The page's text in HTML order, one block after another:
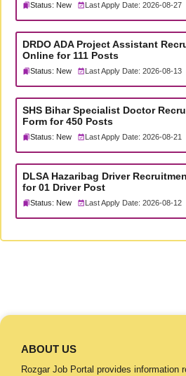
Status: New Last Apply Date: 2026-08-27
DRDO ADA Project Assistant
Online for 111 Posts
Status: New Last Apply Date: 2026-08-13
SHS Bihar Specialist Doctor
Form for 450 Posts
Status: New Last Apply Date: 2026-08-21
DLSA Hazaribag Driver
for 01 Driver Post
Status: New Last Apply Date: 2026-08-12
ABOUT US
Rozgar Job Portal provides information